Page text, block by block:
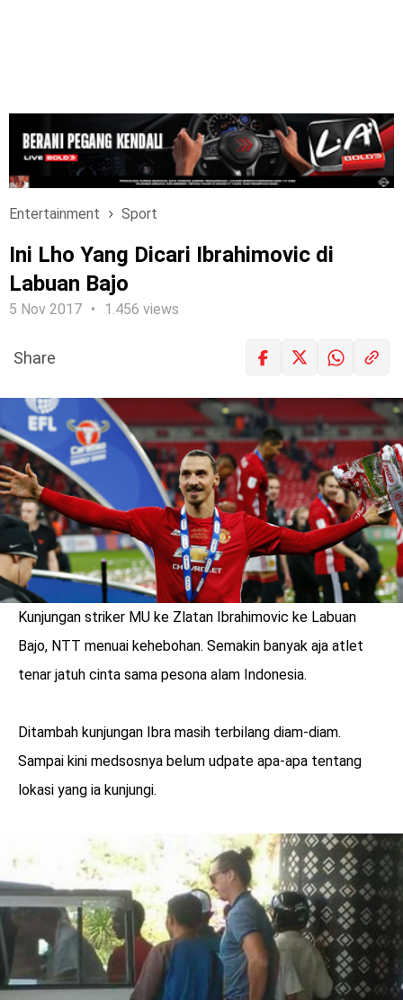
Entertainment Sport
Ini Lho Yang Dicari Ibrahimovic di
Labuan Bajo
5 Nov 2017 1.456 views
benefit
menarik
LOGIN
Share
Kunjungan striker MU ke Zlatan Ibrahimovic ke Labuan
Bajo, NTT menuai kehebohan. Semakin banyak aja atlet
tenar jatuh cinta sama pesona alam Indonesia.
Ditambah kunjungan Ibra masih terbilang diam-diam.
Sampai kini medsosnya belum udpate apa-apa tentang
lokasi yang ia kunjungi.